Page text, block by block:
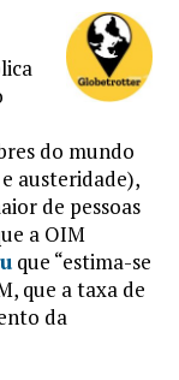
do mundo
austeridade),
de pessoas
a OIM
que “estima-se
que a taxa de
da